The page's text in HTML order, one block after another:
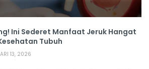
Ini Sederet Manfaat Jeruk Hangat
Tubuh
13, 2026